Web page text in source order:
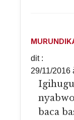
dit :
29/11/2016
Igihugu kitagira ubutungane
baca